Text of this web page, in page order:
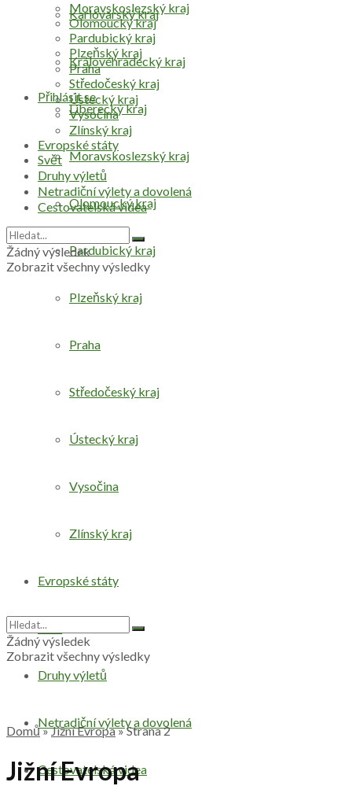
Přihlásit se
Karlovarský kraj
Královéhradecký kraj
Liberecký kraj
Moravskoslezský kraj
Olomoucký kraj
Pardubický kraj
Plzeňský kraj
Praha
Středočeský kraj
Ústecký kraj
Vysočina
Zlínský kraj
Evropské státy
Svět
Druhy výletů
Netradiční výlety a dovolená
Cestovatelská videa
Moravskoslezský kraj
Olomoucký kraj
Pardubický kraj
Plzeňský kraj
Praha
Středočeský kraj
Ústecký kraj
Vysočina
Zlínský kraj
Evropské státy
Svět
Druhy výletů
Netradiční výlety a dovolená
Cestovatelská videa
Žádný výsledek
Zobrazit všechny výsledky
Žádný výsledek
Zobrazit všechny výsledky
Domů»Jižní Evropa»Strana 2
Jižní Evropa